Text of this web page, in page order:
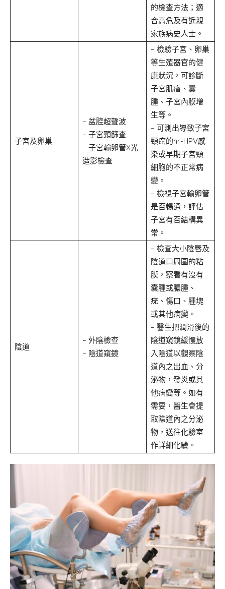
的檢查方法；適
合高危及有近親
家族病史人士。
子宮及卵巢
– 盆腔超聲波
– 子宮頸篩查
– 子宮輸卵管X光
造影檢查
– 檢驗子宮、卵巢
等生殖器官的健
康狀況，可診斷
子宮肌瘤、囊
腫、子宮內膜增
生等。
– 可測出導致子宮
頸癌的hr-HPV感
染或早期子宮頸
細胞的不正常病
變。
– 檢視子宮輸卵管
是否暢通，評估
子宮有否結構異
常。
陰道
– 外陰檢查
– 陰道窺鏡
– 檢查大小陰唇及
陰道口周圍的粘
膜，察看有沒有
囊腫或膿腫、
疣、傷口、腫塊
或其他病變。
– 醫生把潤滑後的
陰道窺鏡緩慢放
入陰道以觀察陰
道內之出血、分
泌物，發炎或其
他病變等。如有
需要，醫生會提
取陰道內之分泌
物，送往化驗室
作詳細化驗。